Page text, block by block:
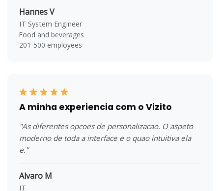
Hannes V
IT System Engineer
Food and beverages
201-500 employees
A minha experiencia com o Vizito
"As diferentes opcoes de personalizacao. O aspeto
moderno de toda a interface e o quao intuitiva ela
e."
Alvaro M
IT